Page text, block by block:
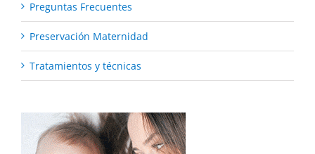
Preguntas Frecuentes
Preservación Maternidad
Tratamientos y técnicas